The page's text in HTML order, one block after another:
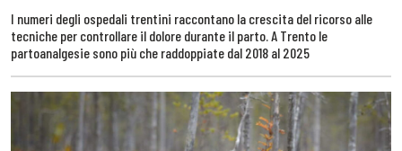
I numeri degli ospedali trentini raccontano la crescita del ricorso alle
tecniche per controllare il dolore durante il parto. A Trento le
partoanalgesie sono più che raddoppiate dal 2018 al 2025